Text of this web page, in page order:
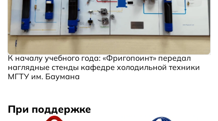
К началу учебного года: «Фригопоинт» передал
наглядные стенды кафедре холодильной техники
МГТУ им. Баумана
При поддержке